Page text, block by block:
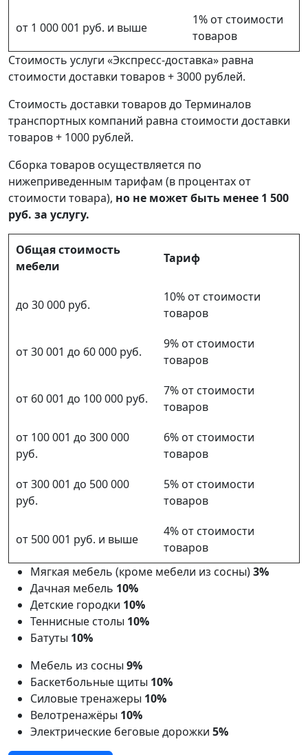
от 1 000 001 руб. и выше
1% от стоимости
товаров
Стоимость услуги «Экспресс-доставка» равна
стоимости доставки товаров + 3000 рублей.
Стоимость доставки товаров до Терминалов
транспортных компаний равна стоимости доставки
товаров + 1000 рублей.
Сборка товаров осуществляется по
нижеприведенным тарифам (в процентах от
стоимости товара), но не может быть менее 1 500
руб. за услугу.
Общая стоимость
мебели
Тариф
до 30 000 руб.
10% от стоимости
товаров
от 30 001 до 60 000 руб.
9% от стоимости
товаров
от 60 001 до 100 000 руб.
7% от стоимости
товаров
от 100 001 до 300 000
руб.
6% от стоимости
товаров
от 300 001 до 500 000
руб.
5% от стоимости
товаров
от 500 001 руб. и выше
4% от стоимости
товаров
Мягкая мебель (кроме мебели из сосны)3%
Дачная мебель 10%
Детские городки 10%
Теннисные столы 10%
Батуты 10%
Мебель из сосны 9%
Баскетбольные щиты 10%
Силовые тренажеры 10%
Велотренажёры 10%
Электрические беговые дорожки 5%